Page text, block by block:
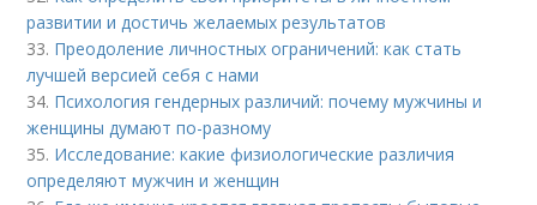
развитии и достичь желаемых результатов
33. Преодоление личностных ограничений: как стать
лучшей версией себя с нами
34. Психология гендерных различий: почему мужчины и
женщины думают по-разному
35. Исследование: какие физиологические различия
определяют мужчин и женщин